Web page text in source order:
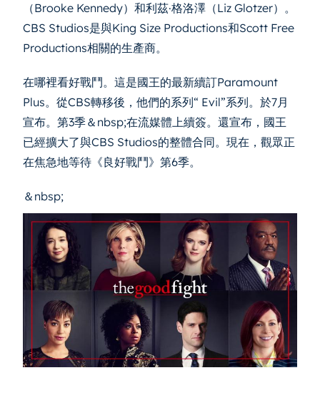
（Brooke Kennedy）和利茲·格洛澤（Liz Glotzer）。
CBS Studios是與King Size Productions和Scott Free
Productions相關的生產商。
在哪裡看好戰鬥。這是國王的最新續訂Paramount
Plus。從CBS轉移後，他們的系列“ Evil”系列。於7月
宣布。第3季＆nbsp;在流媒體上續簽。還宣布，國王
已經擴大了與CBS Studios的整體合同。現在，觀眾正
在焦急地等待《良好戰鬥》第6季。
＆nbsp;